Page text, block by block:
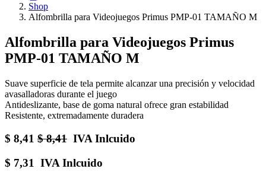
Shop
Alfombrilla para Videojuegos Primus PMP-01 TAMAÑO M
Alfombrilla para Videojuegos Primus
PMP-01 TAMAÑO M
Suave superficie de tela permite alcanzar una precisión y velocidad
avasalladoras durante el juego
Antideslizante, base de goma natural ofrece gran estabilidad
Resistente, extremadamente duradera
$ 8,41 $8,41 IVA Inlcuido
$ 7,31
IVA Inlcuido